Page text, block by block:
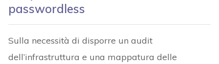
passwordless
Sulla necessità di disporre un audit
dell’infrastruttura e una mappatura delle